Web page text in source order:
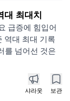
대 최대치
급증에 힘입어
역대 최대 기록
를 넘어선 것은
샤라웃 보관